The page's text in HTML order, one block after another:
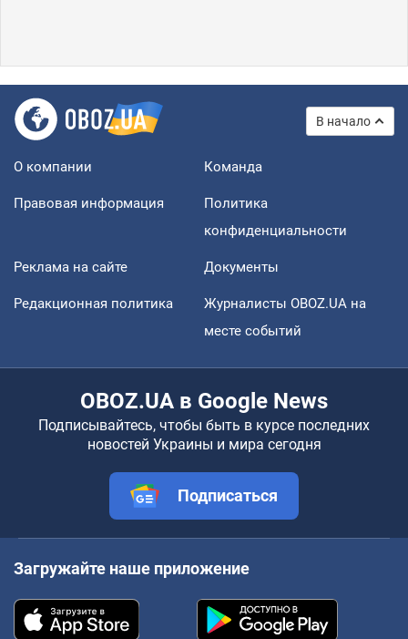
В начало
О компании Команда
Правовая информация
Политика
конфиденциальности
Реклама на сайте Документы
Редакционная политика
Журналисты OBOZ.UA на
месте событий
OBOZ.UA в Google News
Подписывайтесь, чтобы быть в курсе последних
новостей Украины и мира сегодня
Подписаться
Загружайте наше приложение